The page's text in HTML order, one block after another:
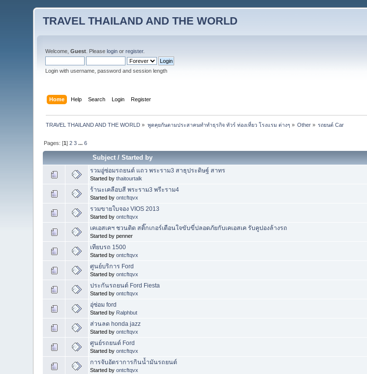
TRAVEL THAILAND AND THE WORLD
Welcome,Guest . Pleaselogin orregister.
Login with username, password and session length
Home Help Search Login Register
TRAVEL THAILAND AND THE WORLD » พูดคุยกันตามประสาคนทำทำธุรกิจ ทัวร์ ท่องเที่ยว โรงแรม ต่างๆ » Other » รถยนต์ Car
Pages: [1]2 3 ...6
Subject/Started by
รวมอู่ซ่อมรถยนต์ แถว พระราม3 สาธุประดิษฐ์ สาทร
Started bythaitourtalk
ร้านะเคลือบสี พระราม3 พรีะราม4
Started byontcftqvx
รวมขายใบจอง VIOS 2013
Started byontcftqvx
เคเอสเคฯ ชวนติด สติ๊กเกอร์เตือนใจขับขี่ปลอดภัยกับเคเอสเค รับคูปองล้างรถ
Started by penner
เทียบรถ 1500
Started byontcftqvx
ศูนย์บริการ Ford
Started byontcftqvx
ประกันรถยนต์ Ford Fiesta
Started byontcftqvx
อุ่ซ่อม ford
Started by Ralphbut
ส่วนลด honda jazz
Started byontcftqvx
ศูนย์รถยนต์ Ford
Started byontcftqvx
การจับอัตราการกินน้ำมันรถยนต์
Started byontcftqvx